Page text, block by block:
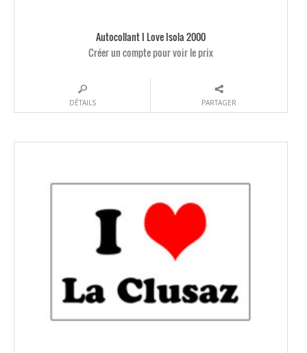
Autocollant I Love Isola 2000
Créer un compte pour voir le prix
DÉTAILS PARTAGER